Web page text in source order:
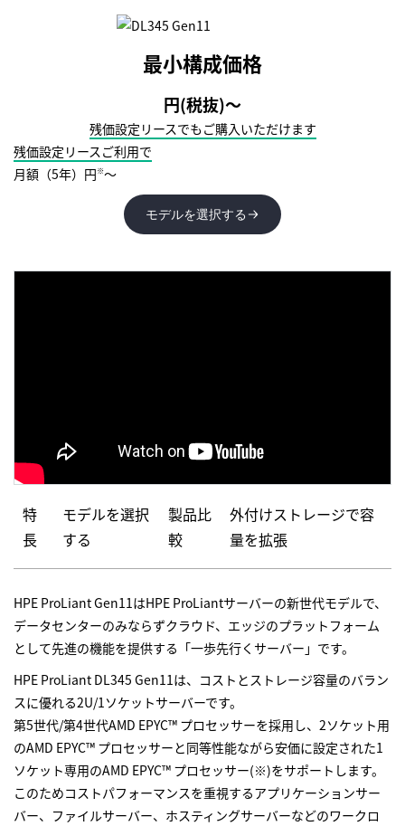
最小構成価格
円(税抜)～
残価設定リースでもご購入いただけます
残価設定リースご利用で
月額（5年） 円※〜
モデルを選択する
特
長
モデルを選択
する
製品比
較
外付けストレージで容
量を拡張
HPE ProLiant Gen11はHPE ProLiantサーバーの新世代モデルで、
データセンターのみならずクラウド、エッジのプラットフォーム
として先進の機能を提供する「一歩先行くサーバー」です。
HPE ProLiant DL345 Gen11は、コストとストレージ容量のバラン
スに優れる2U/1ソケットサーバーです。
第5世代/第4世代AMD EPYC™ プロセッサーを採用し、2ソケット用
のAMD EPYC™ プロセッサーと同等性能ながら安価に設定された1
ソケット専用のAMD EPYC™ プロセッサー(※)をサポートします。
このためコストパフォーマンスを重視するアプリケーションサー
バー、ファイルサーバー、ホスティングサーバーなどのワークロ